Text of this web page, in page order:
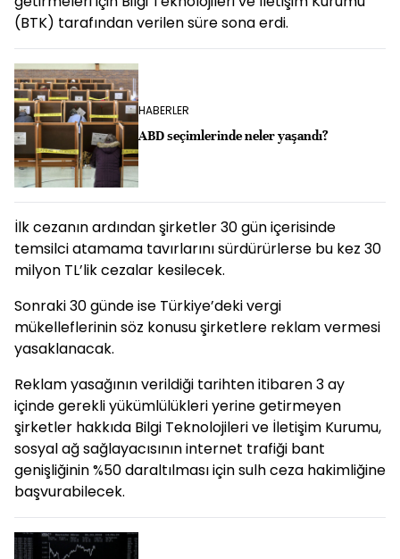
(BTK) tarafından verilen süre sona erdi.
HABERLER
ABD seçimlerinde neler yaşandı?
İlk cezanın ardından şirketler 30 gün içerisinde
temsilci atamama tavırlarını sürdürürlerse bu kez 30
milyon TL’lik cezalar kesilecek.
Sonraki 30 günde ise Türkiye’deki vergi
mükelleflerinin söz konusu şirketlere reklam vermesi
yasaklanacak.
Reklam yasağının verildiği tarihten itibaren 3 ay
içinde gerekli yükümlülükleri yerine getirmeyen
şirketler hakkıda Bilgi Teknolojileri ve İletişim Kurumu,
sosyal ağ sağlayacısının internet trafiği bant
genişliğinin %50 daraltılması için sulh ceza hakimliğine
başvurabilecek.